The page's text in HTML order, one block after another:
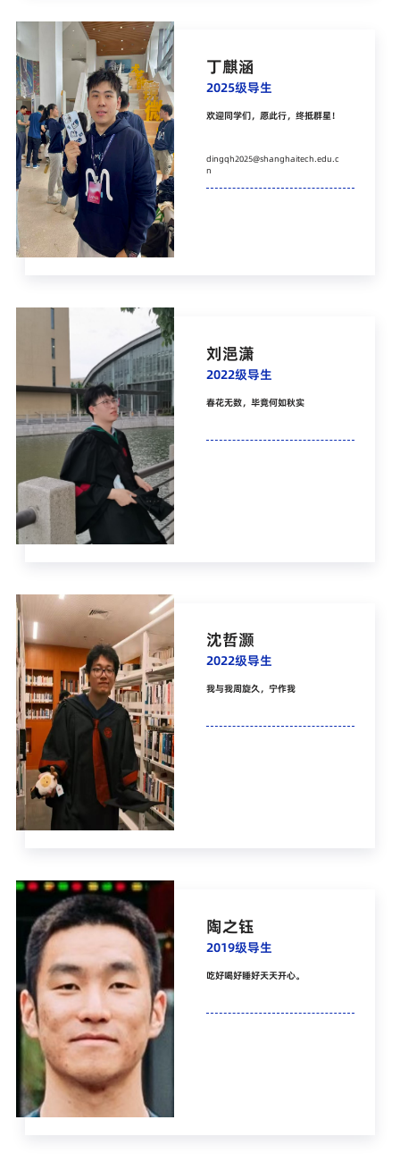
丁麒涵
2025级导生
欢迎同学们，愿此行，终抵群星！
dingqh2025@shanghaitech.edu.c
n
刘浥潇
2022级导生
春花无数，毕竟何如秋实
沈哲灏
2022级导生
我与我周旋久，宁作我
陶之钰
2019级导生
吃好喝好睡好天天开心。